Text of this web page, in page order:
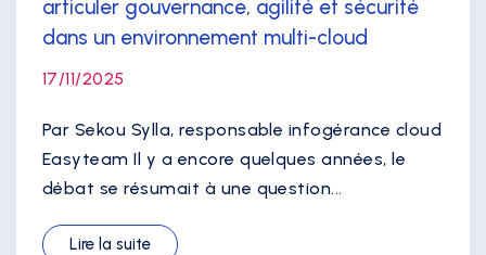
articuler gouvernance, agilité et sécurité
dans un environnement multi-cloud
17/11/2025
Par Sekou Sylla, responsable infogérance cloud
Easyteam Il y a encore quelques années, le
débat se résumait à une question...
Lire la suite